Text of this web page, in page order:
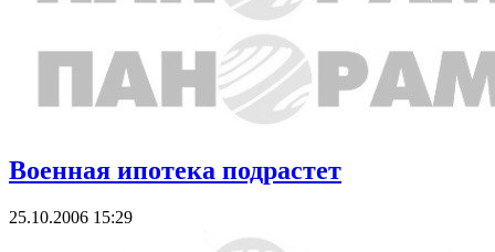
Военная ипотека подрастет
25.10.2006 15:29